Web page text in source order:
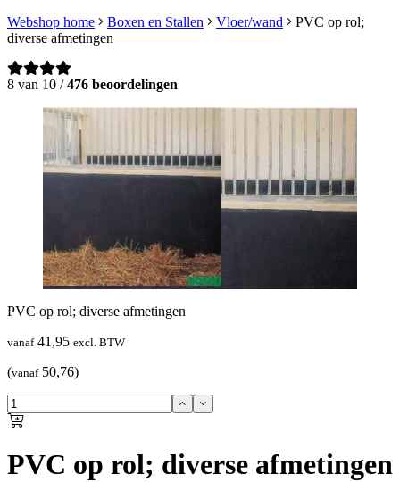
Webshop home
Boxen en Stallen Vloer/wand
PVC op rol;
diverse afmetingen
8 van 10 /476 beoordelingen
PVC op rol; diverse afmetingen
vanaf41,95 excl. BTW
(vanaf50,76)
PVC op rol; diverse afmetingen